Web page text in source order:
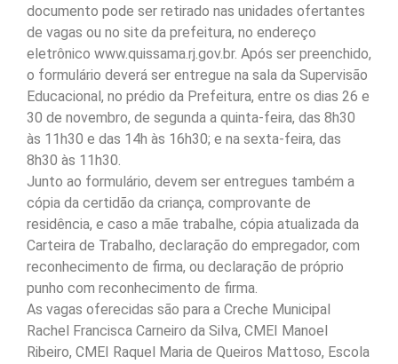
documento pode ser retirado nas unidades ofertantes
de vagas ou no site da prefeitura, no endereço
eletrônico www.quissama.rj.gov.br. Após ser preenchido,
o formulário deverá ser entregue na sala da Supervisão
Educacional, no prédio da Prefeitura, entre os dias 26 e
30 de novembro, de segunda a quinta-feira, das 8h30
às 11h30 e das 14h às 16h30; e na sexta-feira, das
8h30 às 11h30.
Junto ao formulário, devem ser entregues também a
cópia da certidão da criança, comprovante de
residência, e caso a mãe trabalhe, cópia atualizada da
Carteira de Trabalho, declaração do empregador, com
reconhecimento de firma, ou declaração de próprio
punho com reconhecimento de firma.
As vagas oferecidas são para a Creche Municipal
Rachel Francisca Carneiro da Silva, CMEI Manoel
Ribeiro, CMEI Raquel Maria de Queiros Mattoso, Escola